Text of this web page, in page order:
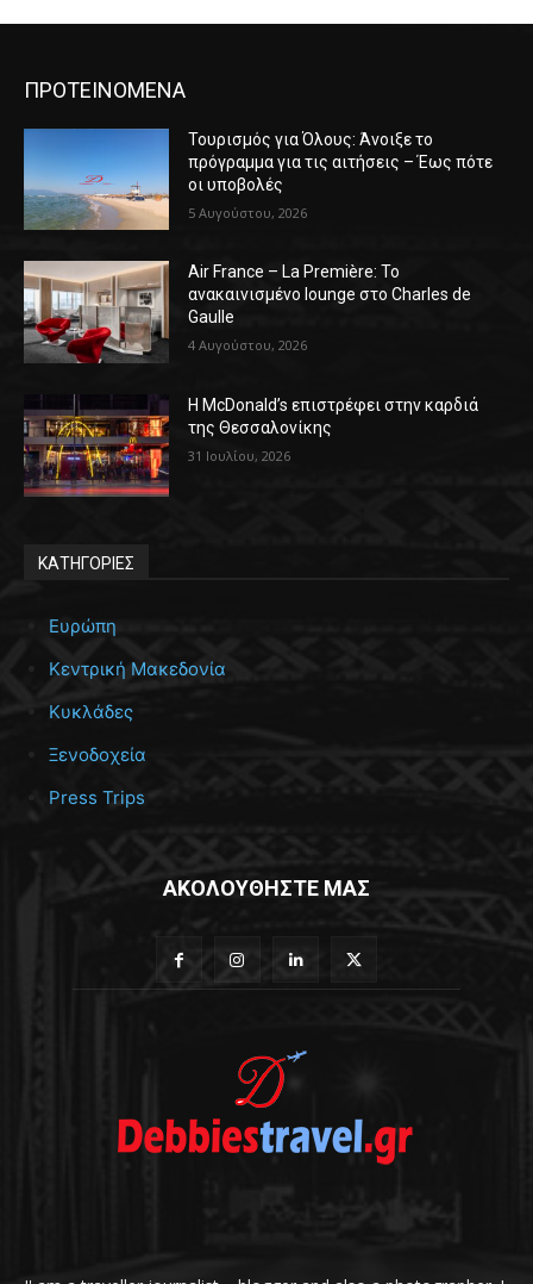
ΠΡΟΤΕΙΝΟΜΕΝΑ
Τουρισμός για Όλους: Άνοιξε το
πρόγραμμα για τις αιτήσεις – Έως πότε
οι υποβολές
5 Αυγούστου, 2026
Air France – La Première: Το
ανακαινισμένο lounge στο Charles de
Gaulle
4 Αυγούστου, 2026
Η McDonald’s επιστρέφει στην καρδιά
της Θεσσαλονίκης
31 Ιουλίου, 2026
ΚΑΤΗΓΟΡΙΕΣ
Ευρώπη
Κεντρική Μακεδονία
Κυκλάδες
Ξενοδοχεία
Press Trips
ΑΚΟΛΟΥΘΗΣΤΕ ΜΑΣ